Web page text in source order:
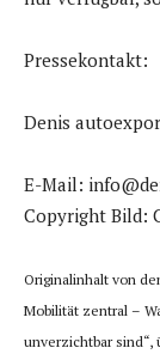
Pressekontakt:
Denis
E-Mail:
Copyright Bild:
Originalinhalt von
Mobilität zentral –
unverzichtbar sind“,